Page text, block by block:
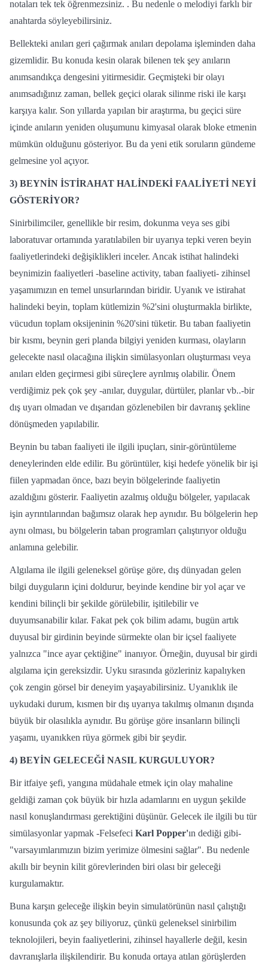
notaları tek tek öğrenmezsiniz. . Bu nedenle o melodiyi farklı bir
anahtarda söyleyebilirsiniz.
Bellekteki anıları geri çağırmak anıları depolama işleminden daha
gizemlidir. Bu konuda kesin olarak bilenen tek şey anıların
anımsandıkça dengesini yitirmesidir. Geçmişteki bir olayı
anımsadığınız zaman, bellek geçici olarak silinme riski ile karşı
karşıya kalır. Son yıllarda yapılan bir araştırma, bu geçici süre
içinde anıların yeniden oluşumunu kimyasal olarak bloke etmenin
mümkün olduğunu gösteriyor. Bu da yeni etik soruların gündeme
gelmesine yol açıyor.
3) BEYNİN İSTİRAHAT HALİNDEKİ FAALİYETİ NEYİ
GÖSTERİYOR?
Sinirbilimciler, genellikle bir resim, dokunma veya ses gibi
laboratuvar ortamında yaratılabilen bir uyarıya tepki veren beyin
faaliyetlerindeki değişiklikleri inceler. Ancak istihat halindeki
beynimizin faaliyetleri -baseline activity, taban faaliyeti- zihinsel
yaşamımızın en temel unsurlarından biridir. Uyanık ve istirahat
halindeki beyin, toplam kütlemizin %2'sini oluşturmakla birlikte,
vücudun toplam oksijeninin %20'sini tüketir. Bu taban faaliyetin
bir kısmı, beynin geri planda bilgiyi yeniden kurması, olayların
gelecekte nasıl olacağına ilişkin simülasyonları oluşturması veya
anıları elden geçirmesi gibi süreçlere ayrılmış olabilir. Önem
verdiğimiz pek çok şey -anılar, duygular, dürtüler, planlar vb..-bir
dış uyarı olmadan ve dışarıdan gözlenebilen bir davranış şekline
dönüşmeden yapılabilir.
Beynin bu taban faaliyeti ile ilgili ipuçları, sinir-görüntüleme
deneylerinden elde edilir. Bu görüntüler, kişi hedefe yönelik bir işi
fiilen yapmadan önce, bazı beyin bölgelerinde faaliyetin
azaldığını gösterir. Faaliyetin azalmış olduğu bölgeler, yapılacak
işin ayrıntılarından bağımsız olarak hep aynıdır. Bu bölgelerin hep
aynı olması, bu bölgelerin taban programları çalıştırıyor olduğu
anlamına gelebilir.
Algılama ile ilgili geleneksel görüşe göre, dış dünyadan gelen
bilgi duyguların içini doldurur, beyinde kendine bir yol açar ve
kendini bilinçli bir şekilde görülebilir, işitilebilir ve
duyumsanabilir kılar. Fakat pek çok bilim adamı, bugün artık
duyusal bir girdinin beyinde sürmekte olan bir içsel faaliyete
yalnızca "ince ayar çektiğine" inanıyor. Örneğin, duyusal bir girdi
algılama için gereksizdir. Uyku sırasında gözleriniz kapalıyken
çok zengin görsel bir deneyim yaşayabilirsiniz. Uyanıklık ile
uykudaki durum, kısmen bir dış uyarıya takılmış olmanın dışında
büyük bir olasılıkla aynıdır. Bu görüşe göre insanların bilinçli
yaşamı, uyanıkken rüya görmek gibi bir şeydir.
4) BEYİN GELECEĞİ NASIL KURGULUYOR?
Bir itfaiye şefi, yangına müdahale etmek için olay mahaline
geldiği zaman çok büyük bir hızla adamlarını en uygun şekilde
nasıl konuşlandırması gerektiğini düşünür. Gelecek ile ilgili bu tür
simülasyonlar yapmak -Felsefeci Karl Popper'ın dediği gibi-
"varsayımlarımızın bizim yerimize ölmesini sağlar". Bu nedenle
akıllı bir beynin kilit görevlerinden biri olası bir geleceği
kurgulamaktır.
Buna karşın geleceğe ilişkin beyin simulatörünün nasıl çalıştığı
konusunda çok az şey biliyoruz, çünkü geleneksel sinirbilim
teknolojileri, beyin faaliyetlerini, zihinsel hayallerle değil, kesin
davranışlarla ilişkilendirir. Bu konuda ortaya atılan görüşlerden